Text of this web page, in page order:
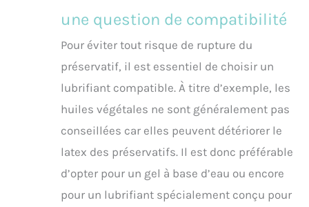
une question de compatibilité
Pour éviter tout risque de rupture du
préservatif, il est essentiel de choisir un
lubrifiant compatible. À titre d’exemple, les
huiles végétales ne sont généralement pas
conseillées car elles peuvent détériorer le
latex des préservatifs. Il est donc préférable
d’opter pour un gel à base d’eau ou encore
pour un lubrifiant spécialement conçu pour